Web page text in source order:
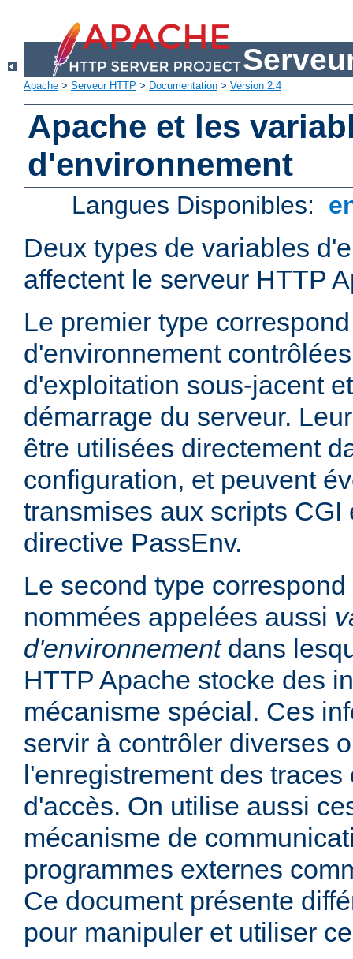
Apache > Serveur HTTP > Documentation > Version 2.4
Apache et les
d'environnement
Langues Disponibles:
Deux types de variables
affectent le serveur HTTP
Le premier type
d'environnement
d'exploitation sous-jacent
démarrage du serveur.
être utilisées directement
configuration, et peuvent
transmises aux scripts CGI
directive PassEnv.
Le second type
nommées appelées aussi
d'environnementdans
HTTP Apache stocke des
mécanisme spécial. Ces
servir à contrôler diverses
l'enregistrement des traces
d'accès. On utilise aussi
mécanisme de
programmes externes
Ce document présente
pour manipuler et utiliser